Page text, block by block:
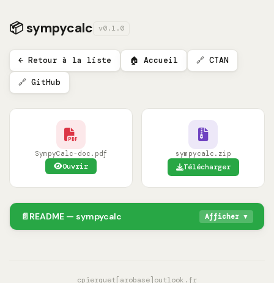
📦 sympycalc v0.1.0
← Retour à la liste 🏠 Accueil 🔗 CTAN
🔗 GitHub
SympyCalc-doc.pdf
Ouvrir
sympycalc.zip
Télécharger
📄 README — sympycalc Afficher ▼
cpierquet[arobase]outlook.fr